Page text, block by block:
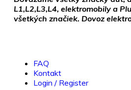
L1,L2,L3,L4, elektromobily a
všetkých značiek. Dovoz
FAQ
Kontakt
Login / Register